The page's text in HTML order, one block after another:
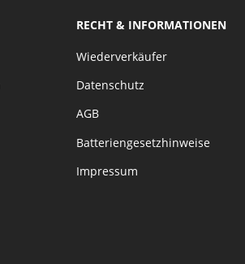
RECHT & INFORMATIONEN
Wiederverkäufer
Datenschutz
AGB
Batteriengesetzhinweise
Impressum